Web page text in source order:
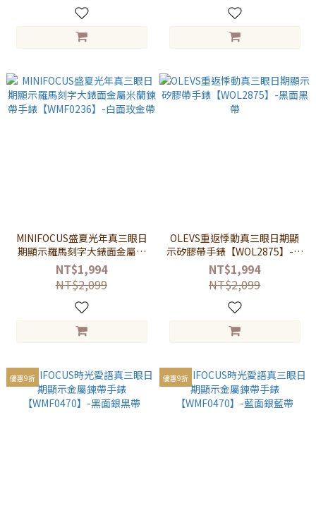
MINIFOCUS盛夏光年真三眼日
期顯示羅馬刻字大錶面金屬米
蘭鍊帶手錶【WMF0236】-白
面玫金帶
NT$1,994
NT$2,099
OLEVS重返悸動真三眼日期顯
示矽膠帶手錶【WOL2875】-黑
面黑帶
NT$1,994
NT$2,099
優惠9折 優惠9折